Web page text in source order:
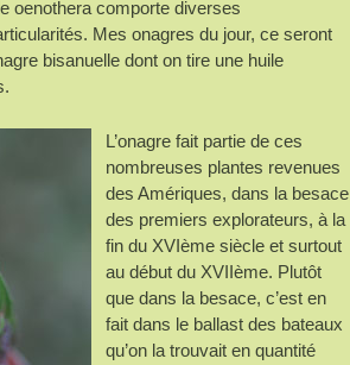
oenothera comporte diverses
Mes onagres du jour, ce seront
bisanuelle dont on tire une huile
L’onagre fait partie de ces
nombreuses plantes revenues
des Amériques, dans la besace
des premiers explorateurs, à la
fin du XVIème siècle et surtout
au début du XVIIème. Plutôt
que dans la besace, c’est en
fait dans le ballast des bateaux
qu’on la trouvait en quantité